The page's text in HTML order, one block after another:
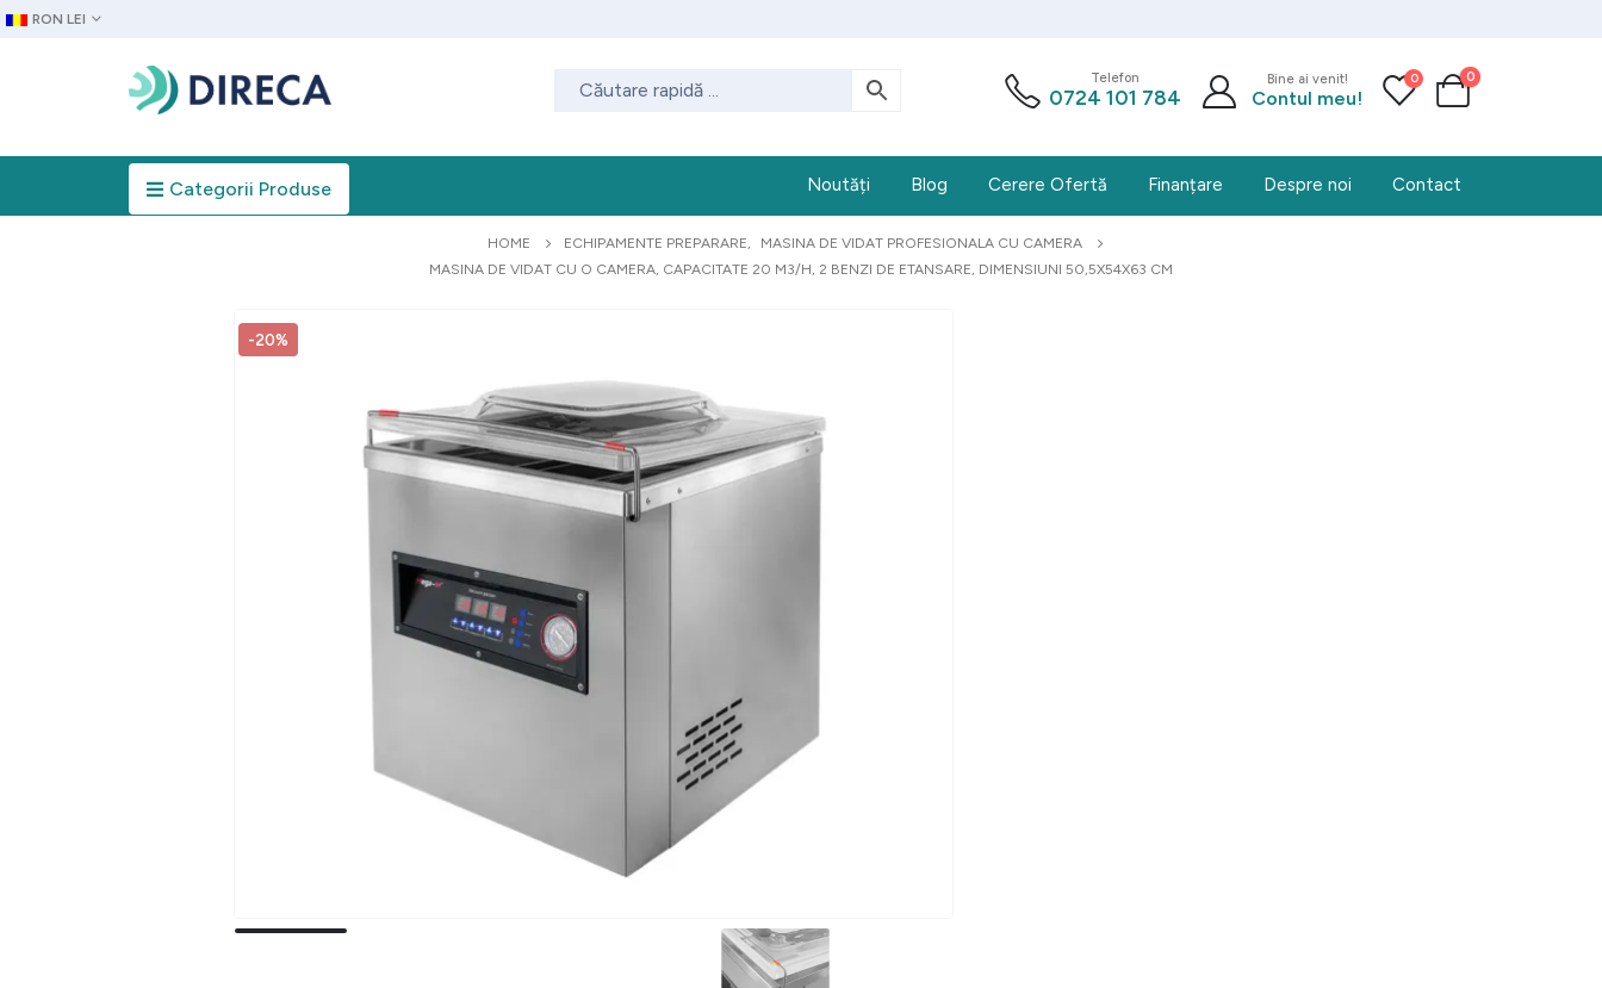
RON LEI
Telefon
0724 101 784
Bine ai venit!
Contul meu!
0 0
Categorii Produse Noutăți Blog Cerere Ofertă Finanțare Despre noi Contact
HOME ECHIPAMENTE PREPARARE,
MASINA DE VIDAT PROFESIONALA CU CAMERA
MASINA DE VIDAT CU O CAMERA, CAPACITATE 20 M3/H, 2 BENZI DE ETANSARE, DIMENSIUNI 50,5X54X63 CM
-20%